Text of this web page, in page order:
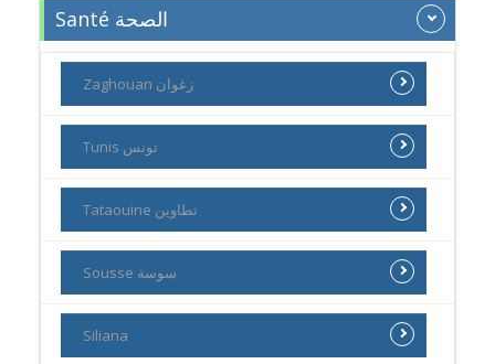
Santé الصحة
Zaghouan زغوان
Tunis تونس
Tataouine تطاوين
Sousse سوسة
Siliana